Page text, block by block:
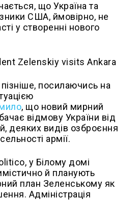
що Україна та
США, ймовірно, не
у створенні нового
посилаючись на
, що новий мирний
відмову України від
деяких видів озброєння
армії.
у Білому домі
й планують
план Зеленському як
Адміністрація